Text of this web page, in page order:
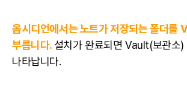
옵시디언에서는 노트가 저장되는 폴더를
부릅니다. 설치가 완료되면 Vault(보관소)
나타납니다.